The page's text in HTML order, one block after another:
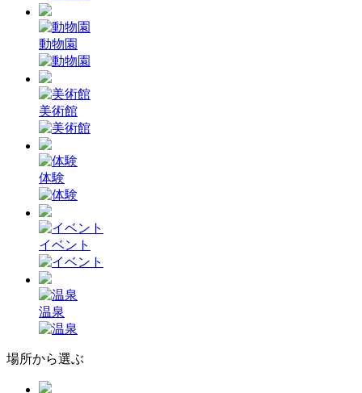
動物園
美術館
体験
イベント
温泉
場所から選ぶ